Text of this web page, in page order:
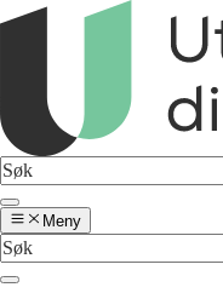
Meny